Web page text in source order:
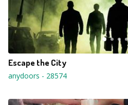
Escape the City
anydoors - 28574